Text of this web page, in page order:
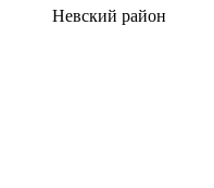
Невский район